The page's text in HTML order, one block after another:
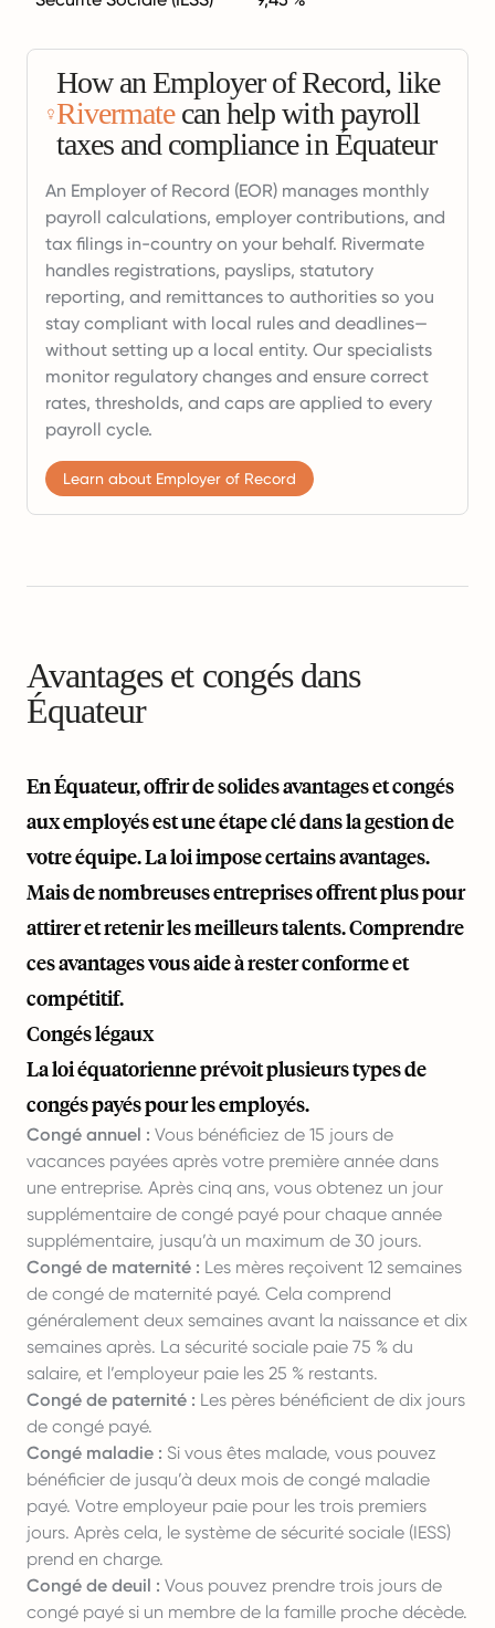
How an Employer of Record, like
Rivermatecan help with payroll
taxes and compliance in Équateur
An Employer of Record (EOR) manages monthly
payroll calculations, employer contributions, and
tax filings in-country on your behalf. Rivermate
handles registrations, payslips, statutory
reporting, and remittances to authorities so you
stay compliant with local rules and deadlines—
without setting up a local entity. Our specialists
monitor regulatory changes and ensure correct
rates, thresholds, and caps are applied to every
payroll cycle.
Learn about Employer of Record
Avantages et congés dans
Équateur
En Équateur, offrir de solides avantages et congés
aux employés est une étape clé dans la gestion de
votre équipe. La loi impose certains avantages.
Mais de nombreuses entreprises offrent plus pour
attirer et retenir les meilleurs talents. Comprendre
ces avantages vous aide à rester conforme et
compétitif.
Congés légaux
La loi équatorienne prévoit plusieurs types de
congés payés pour les employés.
Congé annuel : Vous bénéficiez de 15 jours de
vacances payées après votre première année dans
une entreprise. Après cinq ans, vous obtenez un jour
supplémentaire de congé payé pour chaque année
supplémentaire, jusqu’à un maximum de 30 jours.
Congé de maternité : Les mères reçoivent 12 semaines
de congé de maternité payé. Cela comprend
généralement deux semaines avant la naissance et dix
semaines après. La sécurité sociale paie 75 % du
salaire, et l’employeur paie les 25 % restants.
Congé de paternité : Les pères bénéficient de dix jours
de congé payé.
Congé maladie : Si vous êtes malade, vous pouvez
bénéficier de jusqu’à deux mois de congé maladie
payé. Votre employeur paie pour les trois premiers
jours. Après cela, le système de sécurité sociale (IESS)
prend en charge.
Congé de deuil : Vous pouvez prendre trois jours de
congé payé si un membre de la famille proche décède.